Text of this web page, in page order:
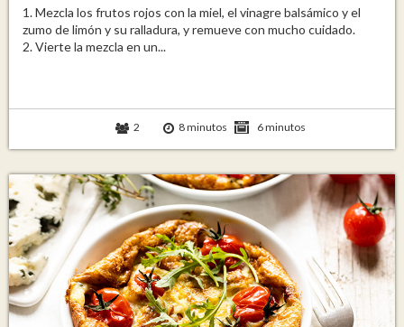
1. Mezcla los frutos rojos con la miel, el vinagre balsámico y el
zumo de limón y su ralladura, y remueve con mucho cuidado.
2. Vierte la mezcla en un...
2 8 minutos 6 minutos